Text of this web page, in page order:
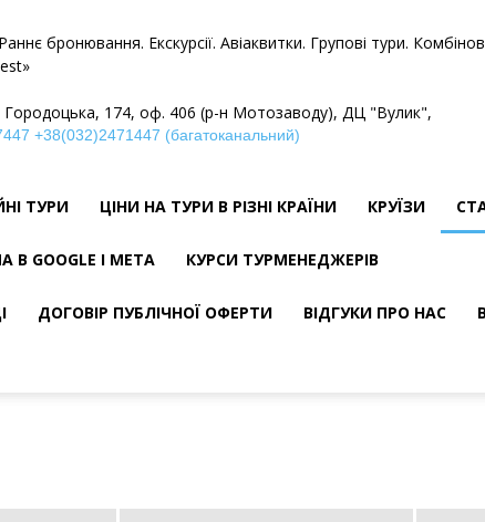
бронювання. Екскурсії. Авіаквитки. Групові тури.
Городоцька, 174, оф. 406 (р-н Мотозаводу), ДЦ "Вулик",
+38(032)2471447 (багатоканальний)
ТУРИ ЦІНИ НА ТУРИ В РІЗНІ КРАЇНИ КРУЇЗИ
GOOGLE І META КУРСИ ТУРМЕНЕДЖЕРІВ
ДОГОВІР ПУБЛІЧНОЇ ОФЕРТИ ВІДГУКИ ПРО НАС